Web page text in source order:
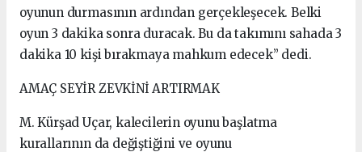
oyunun durmasının ardından gerçekleşecek. Belki
oyun 3 dakika sonra duracak. Bu da takımını sahada 3
dakika 10 kişi bırakmaya mahkum edecek” dedi.
AMAÇ SEYİR ZEVKİNİ ARTIRMAK
M. Kürşad Uçar, kalecilerin oyunu başlatma
kurallarının da değiştiğini ve oyunu